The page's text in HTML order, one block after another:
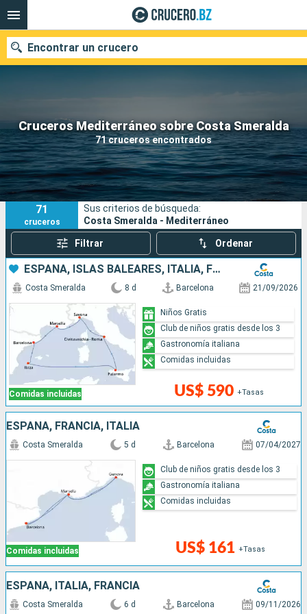
Cruceros Mediterráneo sobre Costa Smeralda
71 cruceros encontrados
Encontrar un crucero
Nuestros destinos
Fecha de salida
Puertos Compañías
Buscar
71
cruceros
Sus criterios de búsqueda:
Costa Smeralda - Mediterráneo
Filtrar Ordenar
ESPAÑA, ISLAS BALEARES, ITALIA, FRANCIA
Comidas incluidas
Costa Smeralda 8 d Barcelona 21/09/2026
US$ 590 +Tasas
Niños Gratis
Club de niños gratis desde los 3
Gastronomía italiana
Comidas incluidas
ESPAÑA, FRANCIA, ITALIA
Comidas incluidas
Costa Smeralda 5 d Barcelona 07/04/2027
US$ 161 +Tasas
Club de niños gratis desde los 3
Gastronomía italiana
Comidas incluidas
ESPAÑA, ITALIA, FRANCIA
Costa Smeralda 6 d Barcelona 09/11/2026